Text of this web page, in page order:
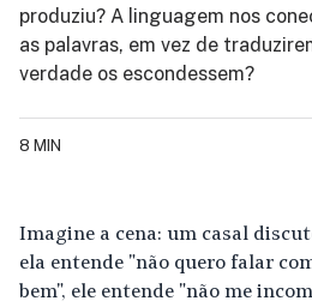
produziu? A linguagem nos
as palavras, em vez de
verdade os escondessem?
8 MIN
Imagine a cena: um casal
ela entende "não quero falar
bem", ele entende "não me